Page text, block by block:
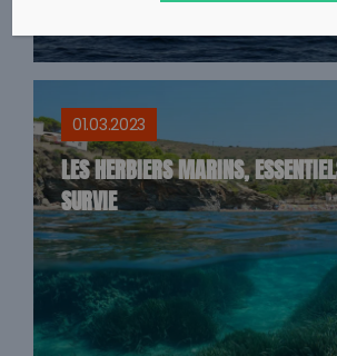
LES HERBIERS MARINS,
SURVIE
01.03.2023